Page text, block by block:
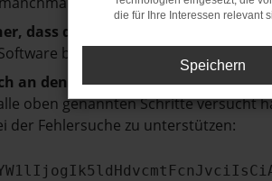
dass dein Browser und dein
birgt nicht nur ein
an den Webseitenbetreiber.
oben genannten Schritte versucht
der Fehlersuche zu unterstützen:
die für Ihre Interessen relevant
Speichern